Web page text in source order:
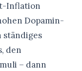
Inflation
Dopamin-
ständiges
den
– dann